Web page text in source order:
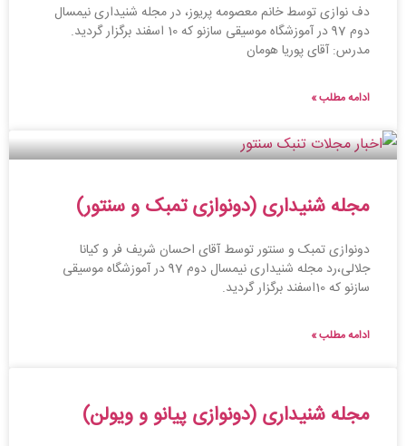
دف نوازی توسط خانم معصومه پریوز، در مجله شنیداری نیمسال
دوم 97 در آموزشگاه موسیقی سازنو که 10 اسفند برگزار گردید.
مدرس: آقای پوریا هومان
ادامه مطلب »
مجله شنیداری (دونوازی تمبک و سنتور)
دونوازی تمبک و سنتور توسط آقای احسان شریف فر و کیانا
جلالی،رد مجله شنیداری نیمسال دوم 97 در آموزشگاه موسیقی
سازنو که 10اسفند برگزار گردید.
ادامه مطلب »
مجله شنیداری (دونوازی پیانو و ویولن)